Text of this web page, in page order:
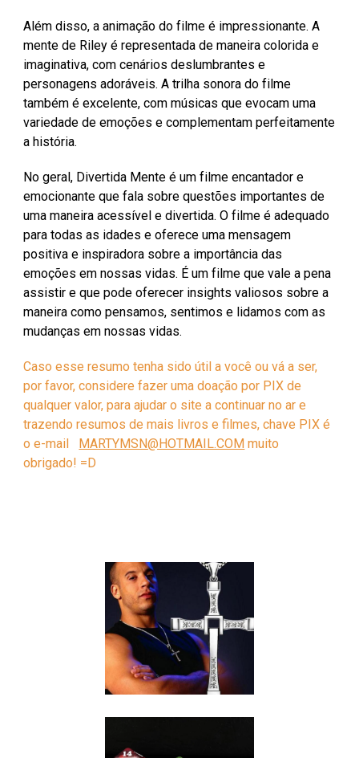
Além disso, a animação do filme é impressionante. A
mente de Riley é representada de maneira colorida e
imaginativa, com cenários deslumbrantes e
personagens adoráveis. A trilha sonora do filme
também é excelente, com músicas que evocam uma
variedade de emoções e complementam perfeitamente
a história.
No geral, Divertida Mente é um filme encantador e
emocionante que fala sobre questões importantes de
uma maneira acessível e divertida. O filme é adequado
para todas as idades e oferece uma mensagem
positiva e inspiradora sobre a importância das
emoções em nossas vidas. É um filme que vale a pena
assistir e que pode oferecer insights valiosos sobre a
maneira como pensamos, sentimos e lidamos com as
mudanças em nossas vidas.
Caso esse resumo tenha sido útil a você ou vá a ser,
por favor, considere fazer uma doação por PIX de
qualquer valor, para ajudar o site a continuar no ar e
trazendo resumos de mais livros e filmes, chave PIX é
o e-mail
MARTYMSN@HOTMAIL.COM muito
obrigado! =D